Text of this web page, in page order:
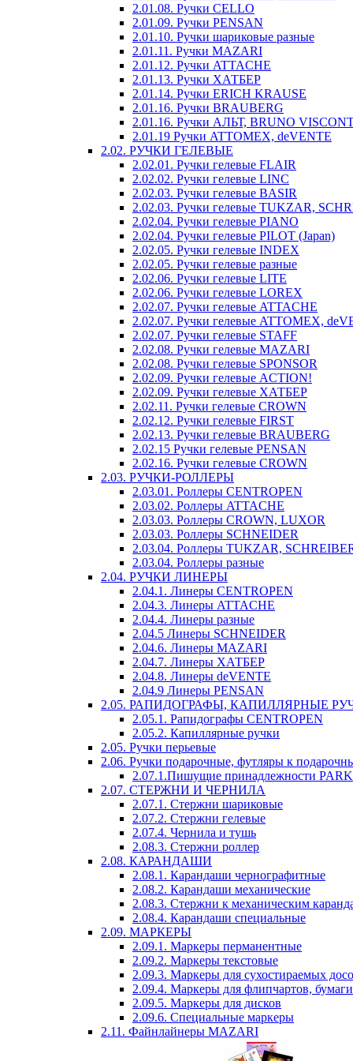
2.01.08. Ручки CELLO
2.01.09. Ручки PENSAN
2.01.10. Ручки шариковые разные
2.01.11. Ручки MAZARI
2.01.12. Ручки ATTACHE
2.01.13. Ручки ХАТБЕР
2.01.14. Ручки ERICH KRAUSE
2.01.16. Ручки BRAUBERG
2.01.16. Ручки АЛЬТ, BRUNO
2.01.19 Ручки ATTOMEX, deVENTE
2.02. РУЧКИ ГЕЛЕВЫЕ
2.02.01. Ручки гелевые FLAIR
2.02.02. Ручки гелевые LINC
2.02.03. Ручки гелевые BASIR
2.02.03. Ручки гелевые TUKZAR,
2.02.04. Ручки гелевые PIANO
2.02.04. Ручки гелевые PILOT (Japan)
2.02.05. Ручки гелевые INDEX
2.02.05. Ручки гелевые разные
2.02.06. Ручки гелевые LITE
2.02.06. Ручки гелевые LOREX
2.02.07. Ручки гелевые ATTACHE
2.02.07. Ручки гелевые ATTOMEX,
2.02.07. Ручки гелевые STAFF
2.02.08. Ручки гелевые MAZARI
2.02.08. Ручки гелевые SPONSOR
2.02.09. Ручки гелевые ACTION!
2.02.09. Ручки гелевые ХАТБЕР
2.02.11. Ручки гелевые CROWN
2.02.12. Ручки гелевые FIRST
2.02.13. Ручки гелевые BRAUBERG
2.02.15 Ручки гелевые PENSAN
2.02.16. Ручки гелевые CROWN
2.03. РУЧКИ-РОЛЛЕРЫ
2.03.01. Роллеры CENTROPEN
2.03.02. Роллеры ATTACHE
2.03.03. Роллеры CROWN, LUXOR
2.03.03. Роллеры SCHNEIDER
2.03.04. Роллеры TUKZAR,
2.03.04. Роллеры разные
2.04. РУЧКИ ЛИНЕРЫ
2.04.1. Линеры CENTROPEN
2.04.3. Линеры ATTACHE
2.04.4. Линеры разные
2.04.5 Линеры SCHNEIDER
2.04.6. Линеры MAZARI
2.04.7. Линеры ХАТБЕР
2.04.8. Линеры deVENTE
2.04.9 Линеры PENSAN
2.05. РАПИДОГРАФЫ, КАПИЛЛЯРНЫЕ
2.05.1. Рапидографы CENTROPEN
2.05.2. Капиллярные ручки
2.05. Ручки перьевые
2.06. Ручки подарочные, футляры к
2.07.1.Пишущие принадлежности
2.07. СТЕРЖНИ И ЧЕРНИЛА
2.07.1. Стержни шариковые
2.07.2. Стержни гелевые
2.07.4. Чернила и тушь
2.08.3. Стержни роллер
2.08. КАРАНДАШИ
2.08.1. Карандаши чернографитные
2.08.2. Карандаши механические
2.08.3. Стержни к механическим
2.08.4. Карандаши специальные
2.09. МАРКЕРЫ
2.09.1. Маркеры перманентные
2.09.2. Маркеры текстовые
2.09.3. Маркеры для сухостираемых
2.09.4. Маркеры для флипчартов, бумаги
2.09.5. Маркеры для дисков
2.09.6. Специальные маркеры
2.11. Файнлайнеры MAZARI